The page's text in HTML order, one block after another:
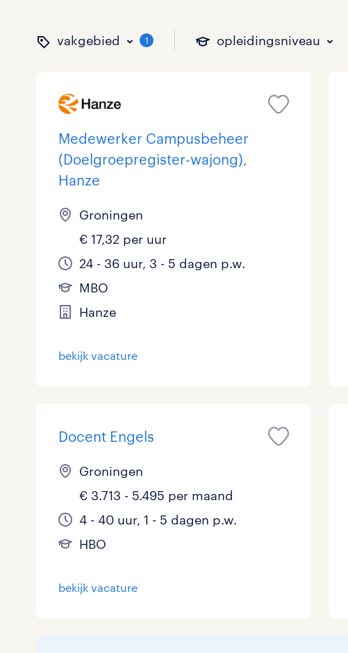
vakgebied 1 opleidingsniveau
binnen welk vakgebied wil
Administratief
Callcenter / Contactcenter
Engineering
ICT
Logistiek
Webcare
toon 5 resultaten
op welk niveau zoek je
Basisonderwijs
HBO 4
MBO, HAVO, VWO
VMBO/MAVO
toon 5 resultaten
hoeveel uren per week wil
0 - 8 uur
25 - 32 uur
toon 5 resultaten
welk soort dienstverband
Detachering
Vast 0
toon 5 resultaten
Medewerker Campusbeheer
(Doelgroepregister-wajong),
Hanze
Groningen
€ 17,32 per uur
24 - 36 uur, 3 - 5 dagen p.w.
MBO
Hanze
bekijk vacature
Docent Engels
Groningen
€ 3.713 - 5.495 per maand
4 - 40 uur, 1 - 5 dagen p.w.
HBO
bekijk vacature